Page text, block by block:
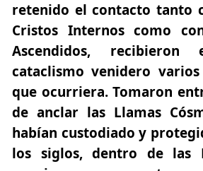
retenido el contacto tanto
Cristos Internos como
Ascendidos,
cataclismo venidero
que ocurriera. Tomaron
de anclar las Llamas
habían custodiado y
los siglos, dentro de las